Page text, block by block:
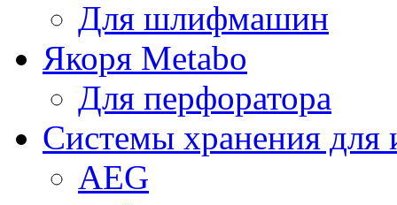
Для шлифмашин
Якоря Metabo
Для перфоратора
Системы хранения для
AEG